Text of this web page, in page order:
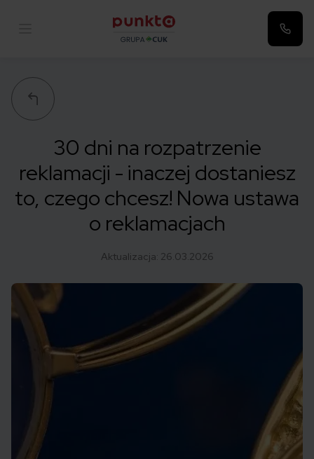
30 dni na rozpatrzenie
reklamacji - inaczej dostaniesz
to, czego chcesz! Nowa ustawa
o reklamacjach
Aktualizacja: 26.03.2026